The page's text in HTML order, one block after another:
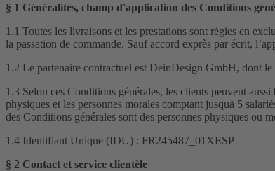
§ 1 Généralités, champ d'application des Conditions
1.1 Toutes les livraisons et les prestations sont régies en
la passation de commande. Sauf accord exprès par écrit,
1.2 Le partenaire contractuel est DeinDesign GmbH, dont
1.3 Selon ces Conditions générales, les clients peuvent
physiques et les personnes morales comptant jusquà 5
des Conditions générales sont des personnes physiques ou
1.4 Identifiant Unique (IDU) : FR245487_01XESP
§ 2 Contact et service clientèle